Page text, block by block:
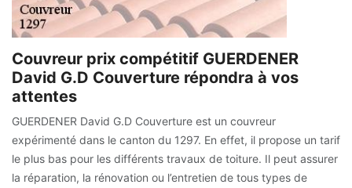
Couvreur prix compétitif GUERDENER
David G.D Couverture répondra à vos
attentes
GUERDENER David G.D Couverture est un couvreur
expérimenté dans le canton du 1297. En effet, il propose un tarif
le plus bas pour les différents travaux de toiture. Il peut assurer
la réparation, la rénovation ou l’entretien de tous types de